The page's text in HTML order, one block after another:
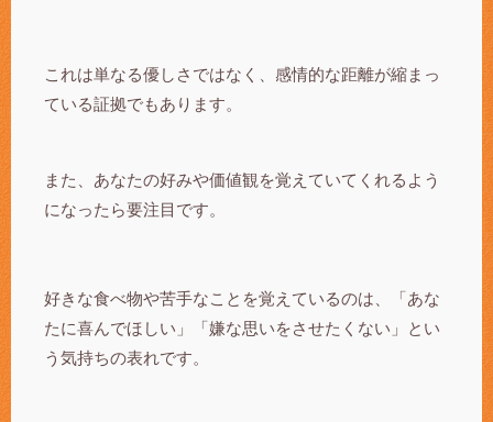
これは単なる優しさではなく、感情的な距離が縮まっ
ている証拠でもあります。
また、あなたの好みや価値観を覚えていてくれるよう
になったら要注目です。
好きな食べ物や苦手なことを覚えているのは、「あな
たに喜んでほしい」「嫌な思いをさせたくない」とい
う気持ちの表れです。